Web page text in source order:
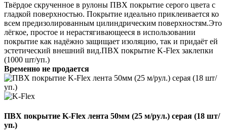
Твёрдое скрученное в рулоны ПВХ покрытие серого цвета с
гладкой поверхностью. Покрытие идеаль­но приклеивается ко
всем предизолированным цилинд­рическим поверхностям.Это
лёгкое, простое и нерастягивающееся в ис­пользовании
покрытие как надёжно защищает изоляцию, так и придаёт ей
эстетический внешний вид.ПВХ покрытие K-Flex заклепки
(1000 шт/уп.)
Временно не продается
ПВХ покрытие K-Flex лента 50мм (25 м/рул.) серая (18 шт/
уп.)